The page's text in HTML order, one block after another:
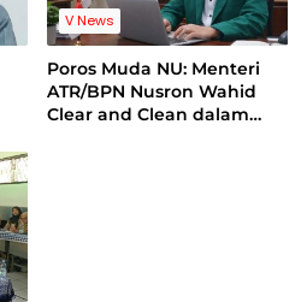
V News
Poros Muda NU: Menteri
ATR/BPN Nusron Wahid
Clear and Clean dalam